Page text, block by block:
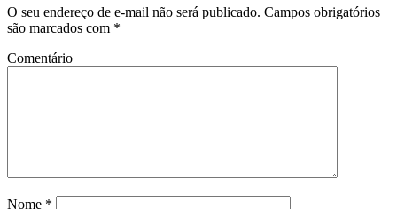
O seu endereço de e-mail não será publicado. Campos obrigatórios
são marcados com *
Comentário
Nome *